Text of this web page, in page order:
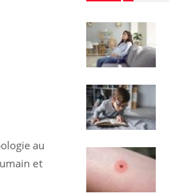
au
et
une tique en
elle reste dans
pendant 42 jours